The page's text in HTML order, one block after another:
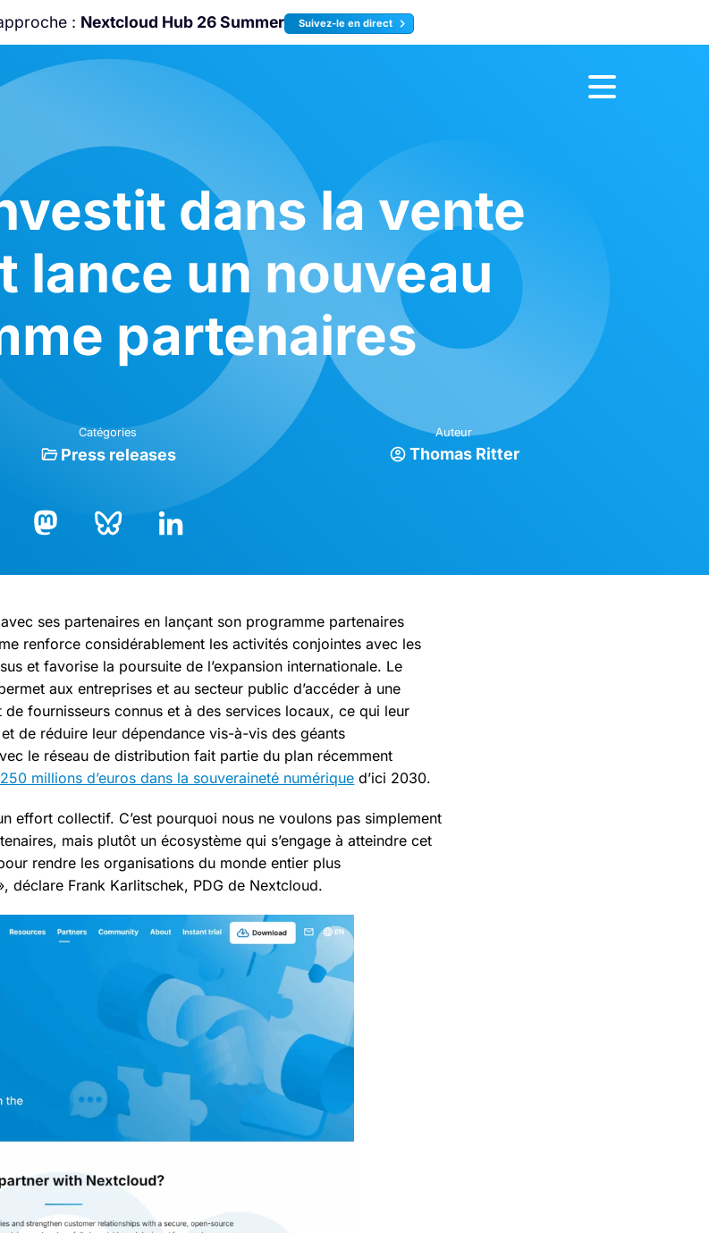
: Nextcloud Hub 26 Summer Suivez-le en direct
Rejoignez-nous à la
Community Conference
dans la vente
lance un nouveau
partenaires
Catégories
Press releases
Auteur
Thomas Ritter
ses partenaires en lançant son programme partenaires
renforce considérablement les activités conjointes avec les
et favorise la poursuite de l’expansion internationale. Le
aux entreprises et au secteur public d’accéder à une
fournisseurs connus et à des services locaux, ce qui leur
de réduire leur dépendance vis-à-vis des géants
le réseau de distribution fait partie du plan récemment
millions d’euros dans la souveraineté numérique d’ici 2030.
effort collectif. C’est pourquoi nous ne voulons pas simplement
mais plutôt un écosystème qui s’engage à atteindre cet
rendre les organisations du monde entier plus
déclare Frank Karlitschek, PDG de Nextcloud.